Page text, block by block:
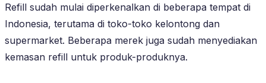
Refill sudah mulai diperkenalkan di beberapa tempat di
Indonesia, terutama di toko-toko kelontong dan
supermarket. Beberapa merek juga sudah menyediakan
kemasan refill untuk produk-produknya.